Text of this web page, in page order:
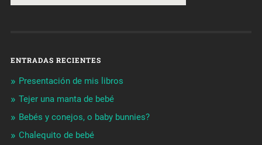
ENTRADAS RECIENTES
Presentación de mis libros
Tejer una manta de bebé
Bebés y conejos, o baby bunnies?
Chalequito de bebé